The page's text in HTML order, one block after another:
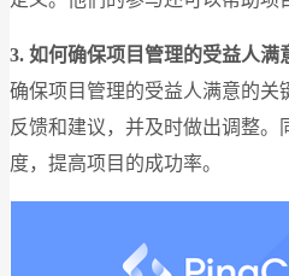
3. 如何确保项目管理的受益人满
确保项目管理的受益人满意的关
反馈和建议，并及时做出调整
度，提高项目的成功率。